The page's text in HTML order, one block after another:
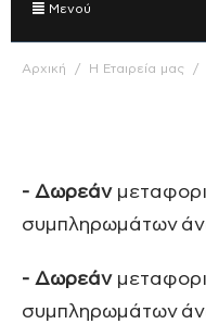
Μενού
Αρχική / Η Εταιρεία μας /
- Δωρεάν
συμπληρωμάτων
- Δωρεάν
συμπληρωμάτων